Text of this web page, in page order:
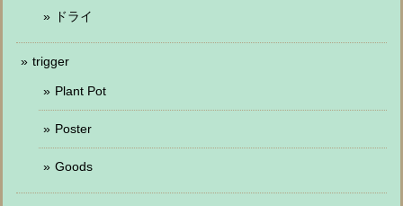
ドライ
trigger
Plant Pot
Poster
Goods